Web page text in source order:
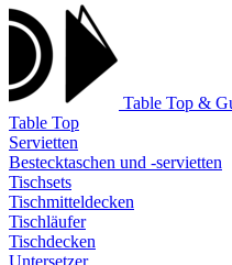
Table Top &
Table Top
Servietten
Bestecktaschen und -servietten
Tischsets
Tischmitteldecken
Tischläufer
Tischdecken